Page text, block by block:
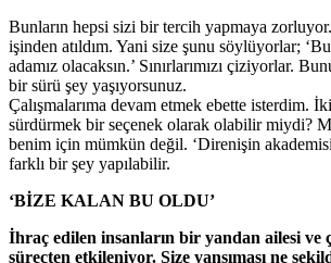
Bunların hepsi sizi bir tercih yapmaya
işinden atıldım. Yani size şunu söylüyorlar;
adamız olacaksın.’ Sınırlarımızı çiziyorlar.
bir sürü şey yaşıyorsunuz.
Çalışmalarıma devam etmek ebette isterdim.
sürdürmek bir seçenek olarak olabilir miydi?
benim için mümkün değil. ‘Direnişin
farklı bir şey yapılabilir.
‘BİZE KALAN BU OLDU’
İhraç edilen insanların bir yandan ailesi ve
süreçten etkileniyor. Size yansıması ne